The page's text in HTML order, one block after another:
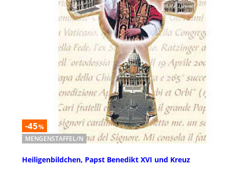
-45%
MENGENSTAFFEL/N
Heiligenbildchen, Papst Benedikt XVI und Kreuz